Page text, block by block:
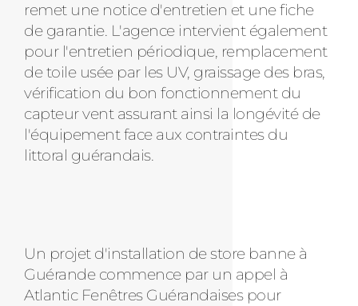
remet une notice d'entretien et une fiche
de garantie. L'agence intervient également
pour l'entretien périodique, remplacement
de toile usée par les UV, graissage des bras,
vérification du bon fonctionnement du
capteur vent assurant ainsi la longévité de
l'équipement face aux contraintes du
littoral guérandais.
Un projet d'installation de store banne à
Guérande commence par un appel à
Atlantic Fenêtres Guérandaises pour